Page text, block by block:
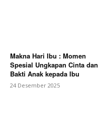
Makna Hari Ibu : Momen
Spesial Ungkapan Cinta dan
Bakti Anak kepada Ibu
24 Desember 2025